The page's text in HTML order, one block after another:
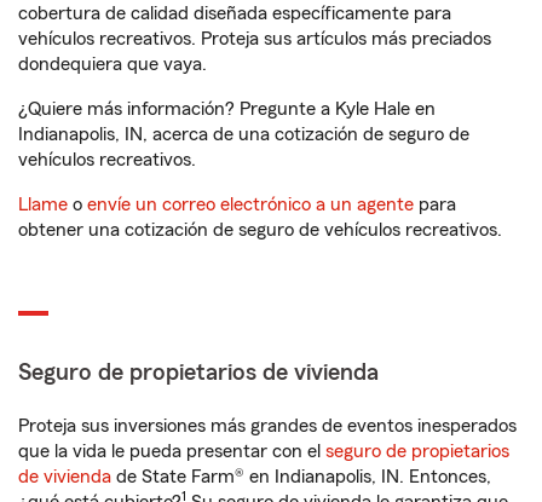
cobertura de calidad diseñada específicamente para
vehículos recreativos. Proteja sus artículos más preciados
dondequiera que vaya.
¿Quiere más información? Pregunte a Kyle Hale en
Indianapolis, IN, acerca de una cotización de seguro de
vehículos recreativos.
Llame o envíe un correo electrónico a un agente para
obtener una cotización de seguro de vehículos recreativos.
Seguro de propietarios de vivienda
Proteja sus inversiones más grandes de eventos inesperados
que la vida le pueda presentar con el seguro de propietarios
de vivienda de State Farm® en Indianapolis, IN. Entonces,
1